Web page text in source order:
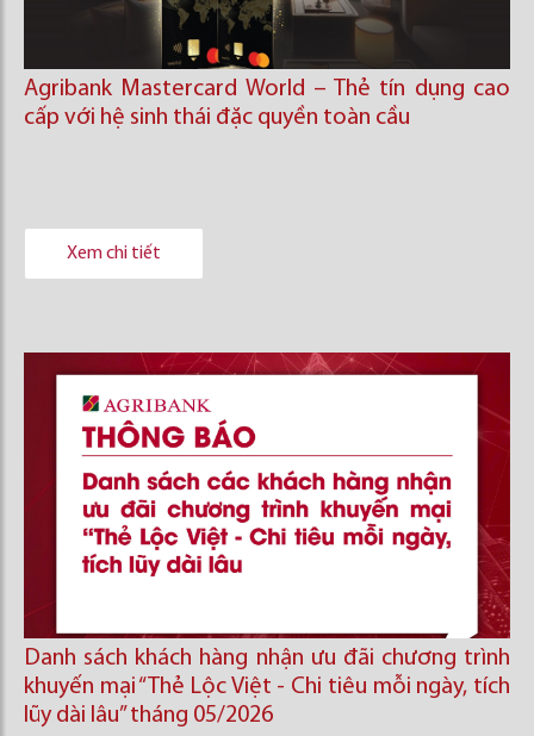
Agribank Mastercard World – Thẻ tín dụng cao
cấp với hệ sinh thái đặc quyền toàn cầu
Xem chi tiết
Danh sách khách hàng nhận ưu đãi chương trình
khuyến mại “Thẻ Lộc Việt - Chi tiêu mỗi ngày, tích
lũy dài lâu” tháng 05/2026